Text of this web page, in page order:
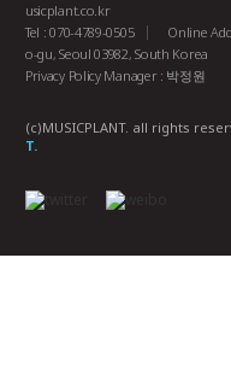
usicplant.co.kr
Tel : 070-4789-0505
Online
o-gu, Seoul 03982, South Korea
Privacy Policy Manager : 박정원
(c)MUSICPLANT. all rights
T.